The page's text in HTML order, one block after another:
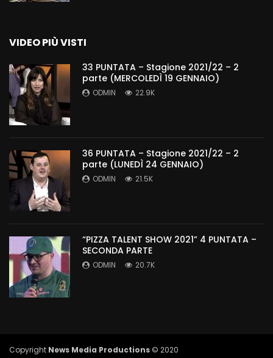
VIDEO PIÙ VISTI
33 PUNTATA – Stagione 2021/22 – 2
parte (MERCOLEDÌ 19 GENNAIO)
ODMIN 22.9K
36 PUNTATA – Stagione 2021/22 – 2
parte (LUNEDÌ 24 GENNAIO)
ODMIN 21.5K
“PIZZA TALENT SHOW 2021” 4 PUNTATA –
SECONDA PARTE
ODMIN 20.7K
Copyright News Media Productions © 2020